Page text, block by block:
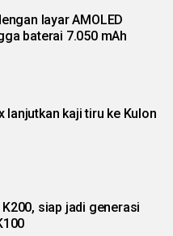
layar AMOLED
baterai 7.050 mAh
lanjutkan kaji tiru ke Kulon
siap jadi generasi